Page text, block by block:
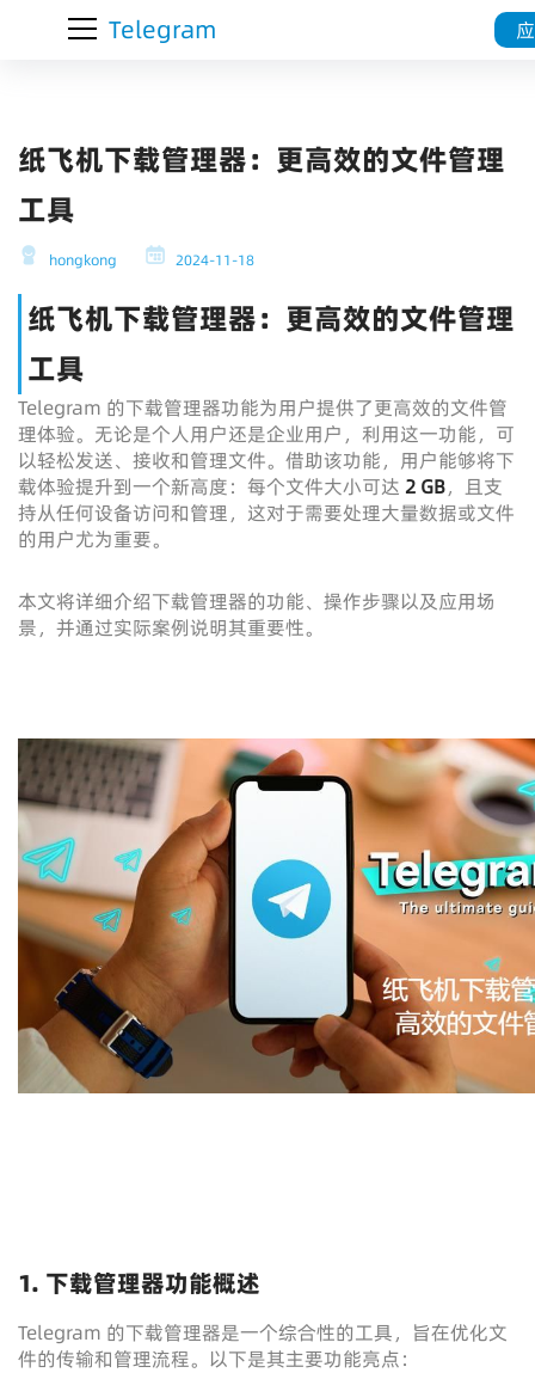
Telegram
纸飞机下载管理器：更高效的文件管理
工具
hongkong 2024-11-18
纸飞机下载管理器：更高效的文件管理
工具
Telegram 的下载管理器功能为用户提供了更高效的文件管
理体验。无论是个人用户还是企业用户，利用这一功能，可
以轻松发送、接收和管理文件。借助该功能，用户能够将下
载体验提升到一个新高度：每个文件大小可达 2 GB，且支
持从任何设备访问和管理，这对于需要处理大量数据或文件
的用户尤为重要。
本文将详细介绍下载管理器的功能、操作步骤以及应用场
景，并通过实际案例说明其重要性。
1. 下载管理器功能概述
Telegram 的下载管理器是一个综合性的工具，旨在优化文
件的传输和管理流程。以下是其主要功能亮点：